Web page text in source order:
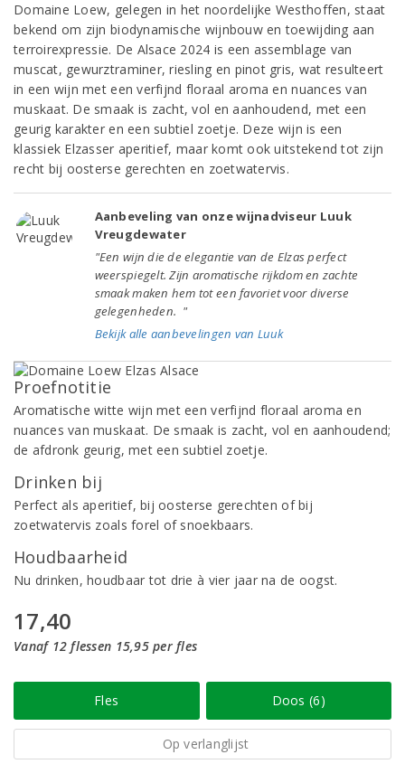
Domaine Loew, gelegen in het noordelijke Westhoffen, staat
bekend om zijn biodynamische wijnbouw en toewijding aan
terroirexpressie. De Alsace 2024 is een assemblage van
muscat, gewurztraminer, riesling en pinot gris, wat resulteert
in een wijn met een verfijnd floraal aroma en nuances van
muskaat. De smaak is zacht, vol en aanhoudend, met een
geurig karakter en een subtiel zoetje. Deze wijn is een
klassiek Elzasser aperitief, maar komt ook uitstekend tot zijn
recht bij oosterse gerechten en zoetwatervis.
Aanbeveling van onze wijnadviseur Luuk
Vreugdewater
"Een wijn die de elegantie van de Elzas perfect
weerspiegelt. Zijn aromatische rijkdom en zachte
smaak maken hem tot een favoriet voor diverse
gelegenheden. "
Bekijk alle aanbevelingen van Luuk
Proefnotitie
Aromatische witte wijn met een verfijnd floraal aroma en
nuances van muskaat. De smaak is zacht, vol en aanhoudend;
de afdronk geurig, met een subtiel zoetje.
Drinken bij
Perfect als aperitief, bij oosterse gerechten of bij
zoetwatervis zoals forel of snoekbaars.
Houdbaarheid
Nu drinken, houdbaar tot drie à vier jaar na de oogst.
17,40
Vanaf 12 flessen 15,95 per fles
Fles Doos (6)
Op verlanglijst